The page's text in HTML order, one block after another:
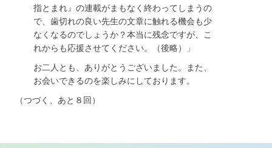
指とまれ』の連載がまもなく終わってしまうの
で、歯切れの良い先生の文章に触れる機会も少
なくなるのでしょうか？本当に残念ですが、こ
れからも応援させてください。（後略）」
お二人とも、ありがとうございました。また、
お会いできるのを楽しみにしております。
（つづく、あと８回）